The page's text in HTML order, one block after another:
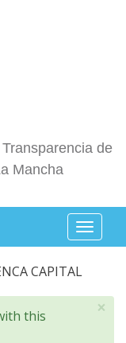
de
Mancha
Toggle
CAPITAL
×
this